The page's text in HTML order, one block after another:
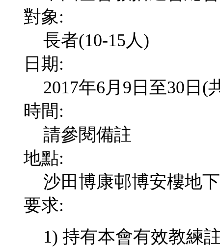
對象:
長者(10-15人)
日期:
2017年6月9日至30日(
時間:
請參閱備註
地點:
沙田博康邨博安樓地下
要求:
1) 持有本會有效教練